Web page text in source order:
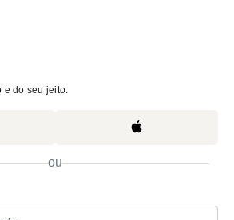
e do seu jeito.
ou